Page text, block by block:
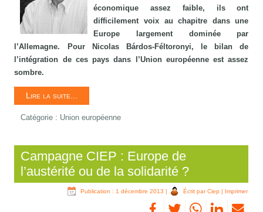
économique assez faible, ils ont
difficilement voix au chapitre dans une
Europe largement dominée par
l’Allemagne. Pour Nicolas Bárdos-Féltoronyi, le bilan de
l’intégration de ces pays dans l’Union européenne est assez
sombre.
Lire la suite...
Catégorie : Union européenne
Campagne CIEP : Europe de
l’austérité ou de la solidarité ?
Publication : 1 décembre 2013 | Écrit par Ciep | Imprimer